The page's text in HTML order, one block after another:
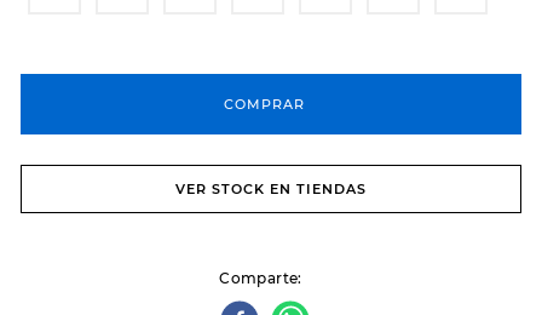
COMPRAR
VER STOCK EN TIENDAS
Comparte